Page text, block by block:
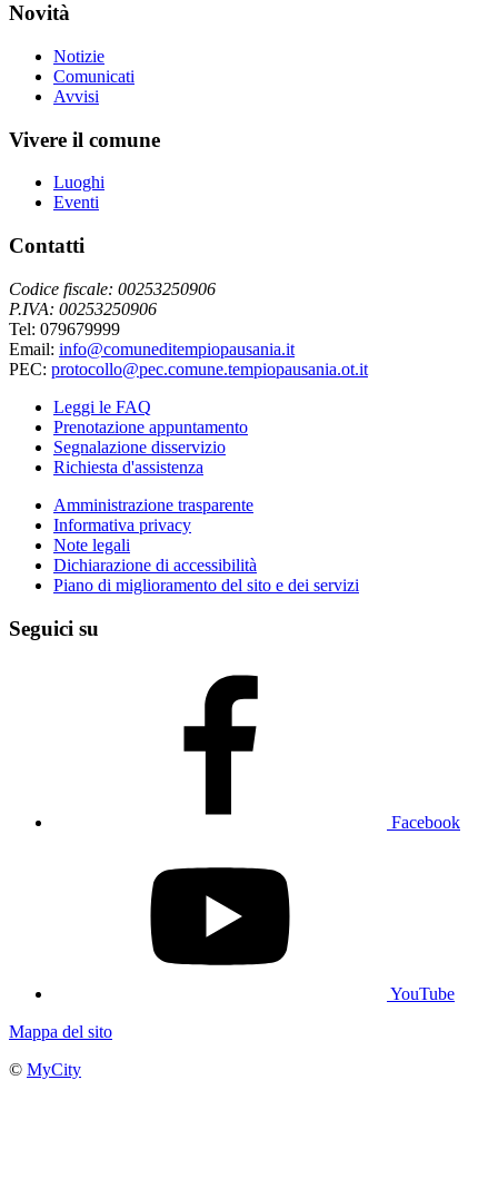
Novità
Notizie
Comunicati
Avvisi
Vivere il comune
Luoghi
Eventi
Contatti
Codice fiscale: 00253250906
P.IVA: 00253250906
Tel: 079679999
Email: info@comuneditempiopausania.it
PEC: protocollo@pec.comune.tempiopausania.ot.it
Leggi le FAQ
Prenotazione appuntamento
Segnalazione disservizio
Richiesta d'assistenza
Amministrazione trasparente
Informativa privacy
Note legali
Dichiarazione di accessibilità
Piano di miglioramento del sito e dei servizi
Seguici su
Facebook
YouTube
Mappa del sito
© MyCity